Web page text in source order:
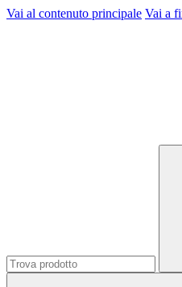
Vai al contenuto principale Vai a